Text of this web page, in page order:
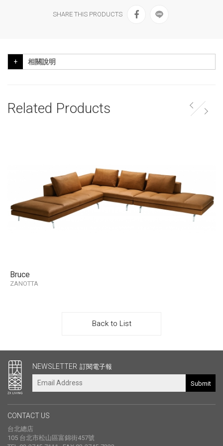
SHARE THIS PRODUCTS
相關說明
Related Products
Bruce
ZANOTTA
Back to List
NEWSLETTER 訂閱電子報
Submit
CONTACT US
台北總店
105 台北市松山區富錦街457號